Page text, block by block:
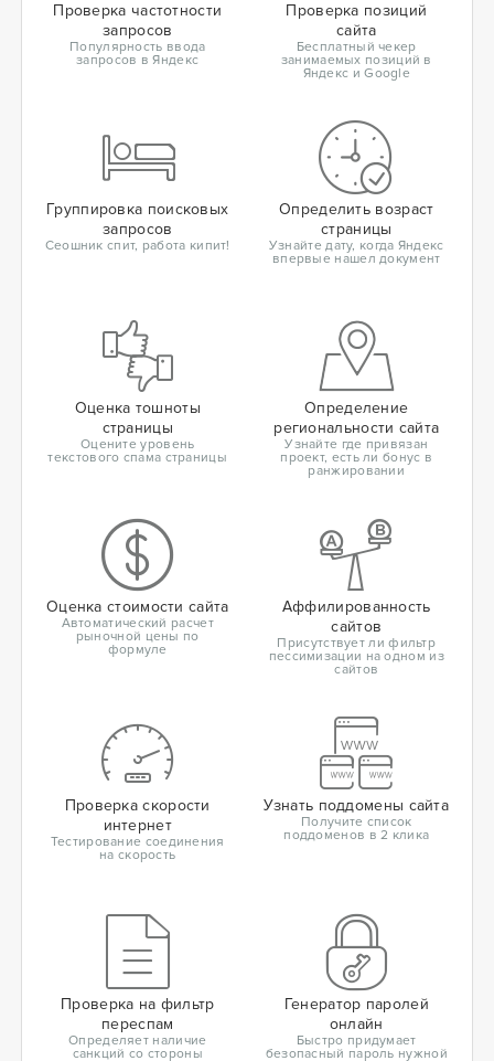
Проверка частотности
запросов
Популярность ввода
запросов в Яндекс
Проверка позиций
сайта
Бесплатный чекер
занимаемых позиций в
Яндекс и Google
Группировка поисковых
запросов
Сеошник спит, работа кипит!
Определить возраст
страницы
Узнайте дату, когда Яндекс
впервые нашел документ
Оценка тошноты
страницы
Оцените уровень
текстового спама страницы
Определение
региональности сайта
Узнайте где привязан
проект, есть ли бонус в
ранжировании
Оценка стоимости сайта
Автоматический расчет
рыночной цены по
формуле
Аффилированность
сайтов
Присутствует ли фильтр
пессимизации на одном из
сайтов
Проверка скорости
интернет
Тестирование соединения
на скорость
Узнать поддомены сайта
Получите список
поддоменов в 2 клика
Проверка на фильтр
переспам
Определяет наличие
санкций со стороны
Генератор паролей
онлайн
Быстро придумает
безопасный пароль нужной